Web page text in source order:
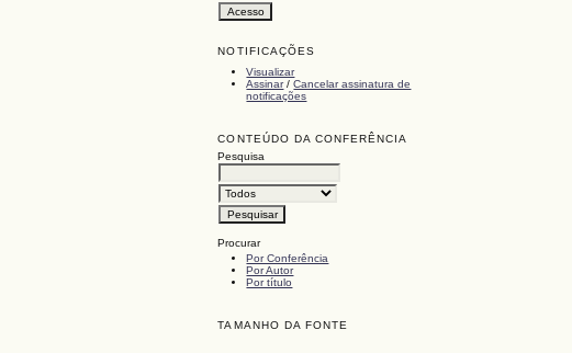
NOTIFICAÇÕES
Visualizar
Assinar/Cancelar assinatura de
notificações
CONTEÚDO DA CONFERÊNCIA
Pesquisa
Procurar
Por Conferência
Por Autor
Por título
TAMANHO DA FONTE